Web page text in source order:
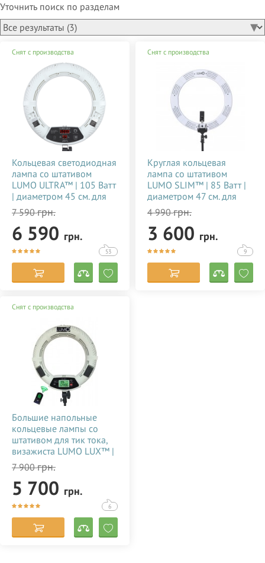
Уточнить поиск по разделам
Снят с производства
Кольцевая светодиодная
лампа со штативом
LUMO ULTRA™ | 105 Ватт
| диаметром 45 см. для
тик тока, визажиста,
косметолога, блогера,
фото, видеосъемки
купить недорого в
Украине 356784
7 590грн.
6 590 грн.
53
Снят с производства
Круглая кольцевая
лампа со штативом
LUMO SLIM™ | 85 Ватт |
диаметром 47 см. для
съемки видео тик ток,
блогеров, визажиста,
макияжа купить
недорого в Украине
(Киеве) 356785
4 990грн.
3 600 грн.
9
Снят с производства
Большие напольные
кольцевые лампы со
штативом для тик тока,
визажиста LUMO LUX™ |
96 Ватт | диаметром 45
см. с держателем для
телефона купить
недорого в Украине
(Одессе) 356786
7 900грн.
5 700 грн.
6